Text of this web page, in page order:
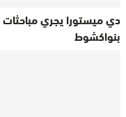
دي ميستورا يجري مباحثات
بنواكشوط